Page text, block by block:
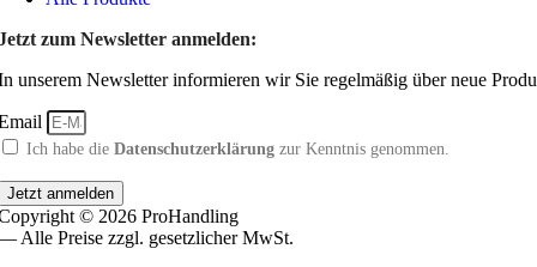
zum Newsletter anmelden:
unserem Newsletter informieren wir Sie regelmäßig über neue
Ich habe die Datenschutzerklärung zur Kenntnis genommen.
Jetzt anmelden
© 2026 ProHandling
Alle Preise zzgl. gesetzlicher MwSt.